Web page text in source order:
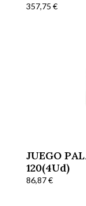
357,75 €
JUEGO
120(4Ud)
86,87€